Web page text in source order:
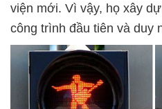
viện mới. Vì vậy, họ xây
công trình đầu tiên và duy